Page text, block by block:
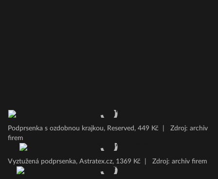
Podprsenka s ozdobnou krajkou, Reserved, 449 Kč
Zdroj: archiv
firem
Vyztužená podprsenka, Astratex.cz, 1369 Kč Zdroj: archiv firem